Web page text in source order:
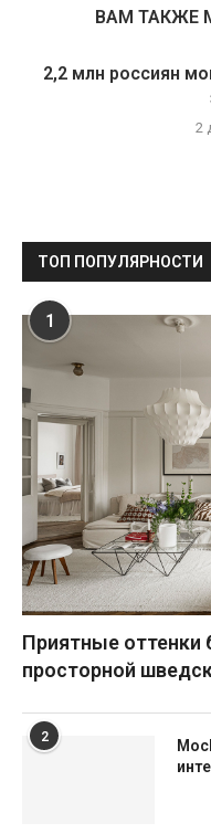
ВАМ ТАКЖЕ
2,2 млн россиян
2
ТОП ПОПУЛЯРНОСТИ
1
Приятные оттенки
просторной
2